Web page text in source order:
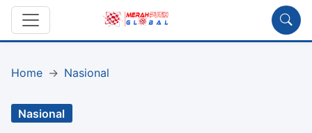
Home Nasional
Nasional